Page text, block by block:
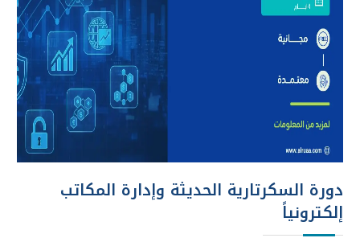
دورة السكرتارية الحديثة وإدارة المكاتب
إلكترونياً